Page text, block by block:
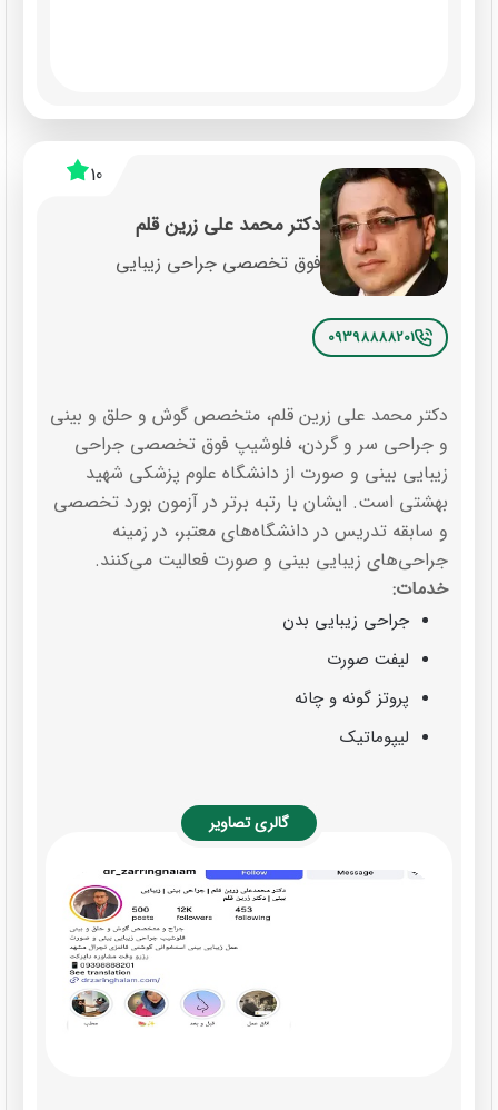
10
دکتر محمد علی زرین قلم
فوق تخصصی جراحی زیبایی
09398888201
دکتر محمد علی زرین قلم، متخصص گوش و حلق و بینی
و جراحی سر و گردن، فلوشیپ فوق تخصصی جراحی
زیبایی بینی و صورت از دانشگاه علوم پزشکی شهید
بهشتی است. ایشان با رتبه برتر در آزمون بورد تخصصی
و سابقه تدریس در دانشگاه‌های معتبر، در زمینه
جراحی‌های زیبایی بینی و صورت فعالیت می‌کنند.
خدمات:
جراحی زیبایی بدن
لیفت صورت
پروتز گونه و چانه
لیپوماتیک
گالری تصاویر